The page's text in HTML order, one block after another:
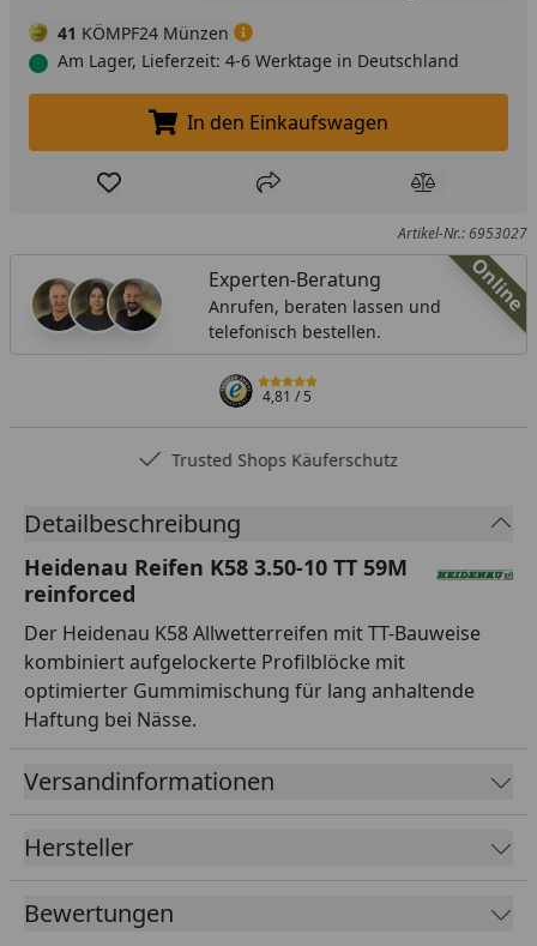
41 KÖMPF24 Münzen
Am Lager, Lieferzeit: 4-6 Werktage in Deutschland
In den Einkaufswagen legen
In den Einkaufswagen
Produkt zur Wunschliste hinzufügen
Teilen Produkt
Artikel-Nr.: 6953027
Online
Experten-Beratung
Anrufen, beraten lassen und
telefonisch bestellen.
4,81/ 5
Trusted Shops Käuferschutz
Detailbeschreibung
Heidenau Reifen K58 3.50-10 TT 59M
reinforced
Der Heidenau K58 Allwetterreifen mit TT-Bauweise
kombiniert aufgelockerte Profilblöcke mit
optimierter Gummimischung für lang anhaltende
Haftung bei Nässe.
Versandinformationen
Hersteller
Bewertungen